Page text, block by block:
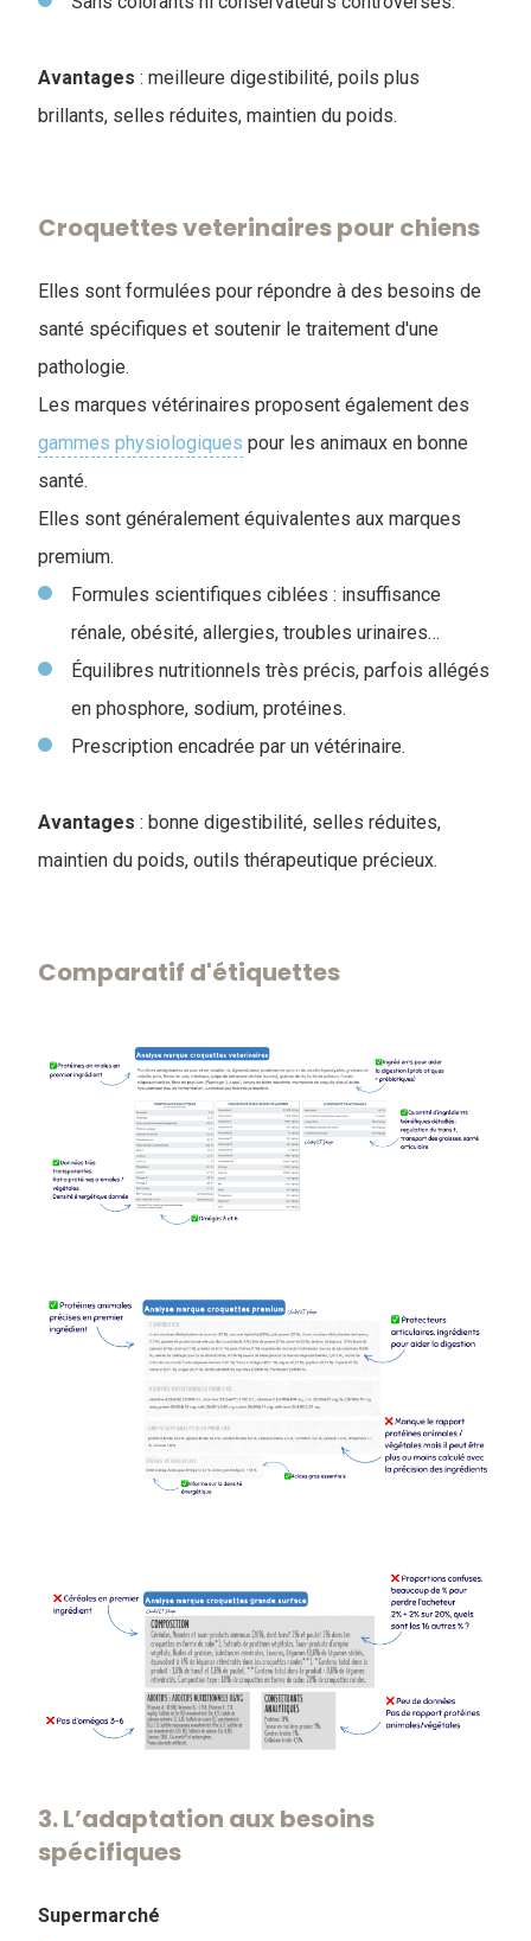
Avantages : meilleure digestibilité, poils plus
brillants, selles réduites, maintien du poids.
Croquettes veterinaires pour chiens
Elles sont formulées pour répondre à des besoins de
santé spécifiques et soutenir le traitement d'une
pathologie.
Les marques vétérinaires proposent également des
gammes physiologiques pour les animaux en bonne
santé.
Elles sont généralement équivalentes aux marques
premium.
Formules scientifiques ciblées : insuffisance
rénale, obésité, allergies, troubles urinaires…
Équilibres nutritionnels très précis, parfois allégés
en phosphore, sodium, protéines.
Prescription encadrée par un vétérinaire.
Avantages : bonne digestibilité, selles réduites,
maintien du poids, outils thérapeutique précieux.
Comparatif d'étiquettes
3. L’adaptation aux besoins
spécifiques
Supermarché